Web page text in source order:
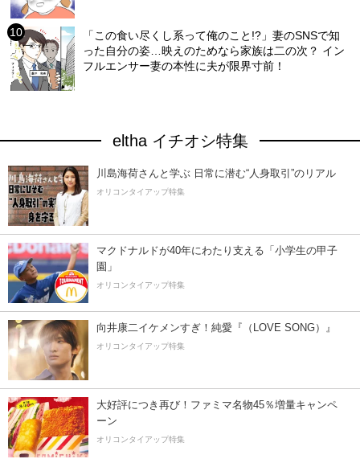
「この食い尽くし系って俺のこと!?」妻のSNSで知
った自分の姿…映えのためなら家族は二の次？ イン
フルエンサー妻の本性に夫が限界寸前！
eltha イチオシ特集
川島海荷さんと学ぶ 日常に潜む“人身取引”のリアル
オリコンタイアップ特集
マクドナルドが40年にわたり支える「小学生の甲子
園」
オリコンタイアップ特集
向井康二イケメンすぎ！純愛『（LOVE SONG）』
オリコンタイアップ特集
大好評につき再び！ファミマ名物45％増量キャンペ
ーン
オリコンタイアップ特集